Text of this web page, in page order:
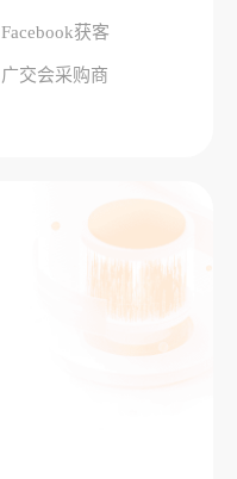
Facebook获客
广交会采购商